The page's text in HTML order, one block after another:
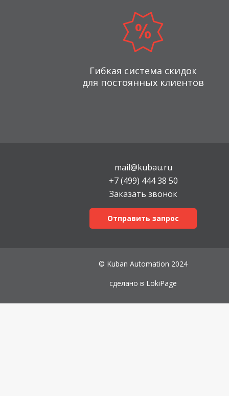
Гибкая система скидок
для постоянных клиентов
mail@kubau.ru
+7 (499) 444 38 50
Заказать звонок
Отправить запрос
© Kuban Automation 2024
сделано в LokiPage